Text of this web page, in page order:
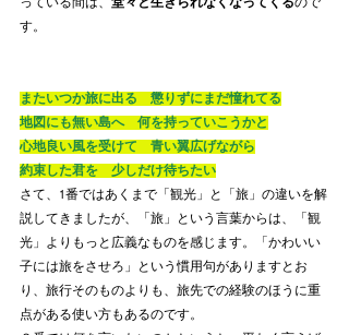
っている間は、 堂々と生きられなくなってくるので
す。
またいつか旅に出る　懲りずにまだ憧れてる
地図にも無い島へ　何を持っていこうかと
心地良い風を受けて　青い翼広げながら
約束した君を　少しだけ待ちたい
さて、1番ではあくまで「観光」と「旅」の違いを解
説してきましたが、「旅」という言葉からは、「観
光」よりもっと広義なものを感じます。「かわいい
子には旅をさせろ」という慣用句がありますとお
り、旅行そのものよりも、旅先での経験のほうに重
点がある使い方もあるのです。